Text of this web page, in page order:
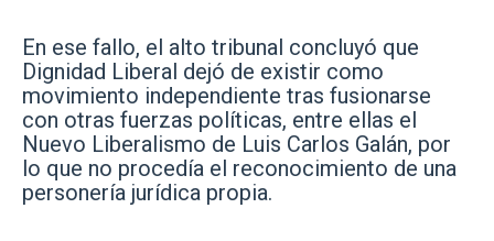
En ese fallo, el alto tribunal concluyó que
Dignidad Liberal dejó de existir como
movimiento independiente tras fusionarse
con otras fuerzas políticas, entre ellas el
Nuevo Liberalismo de Luis Carlos Galán, por
lo que no procedía el reconocimiento de una
personería jurídica propia.